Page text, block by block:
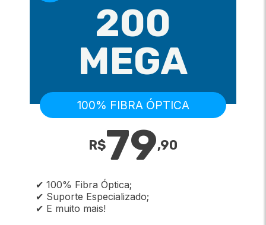
200
MEGA
100% FIBRA ÓPTICA
R$79,90
✔ 100% Fibra Óptica;
✔ Suporte Especializado;
✔ E muito mais!